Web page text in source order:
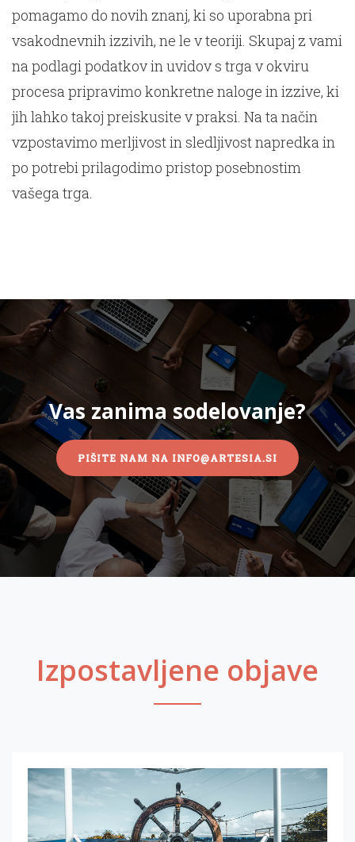
pomagamo do novih znanj, ki so uporabna pri
vsakodnevnih izzivih, ne le v teoriji. Skupaj z vami
na podlagi podatkov in uvidov s trga v okviru
procesa pripravimo konkretne naloge in izzive, ki
jih lahko takoj preiskusite v praksi. Na ta način
vzpostavimo merljivost in sledljivost napredka in
po potrebi prilagodimo pristop posebnostim
vašega trga.
Vas zanima sodelovanje?
PIŠITE NAM NA INFO@ARTESIA.SI
Izpostavljene objave